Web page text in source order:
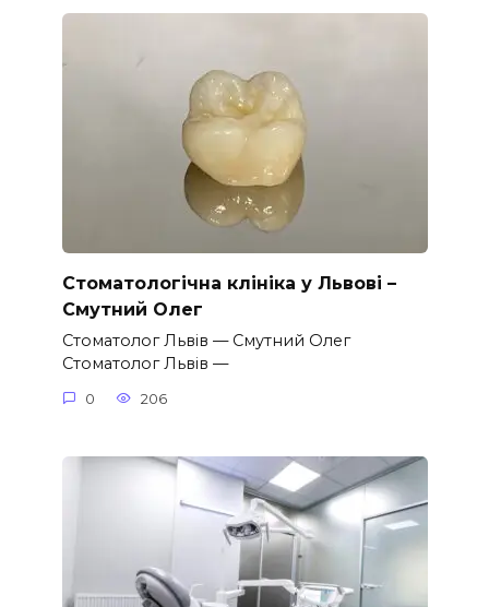
Стоматологічна клініка у Львові –
Смутний Олег
Стоматолог Львів — Смутний Олег
Стоматолог Львів —
0 206